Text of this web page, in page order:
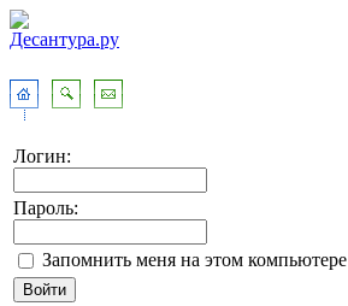
Логин:
Пароль:
Запомнить меня на этом компьютере